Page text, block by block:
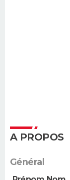
A PROPOS
Général